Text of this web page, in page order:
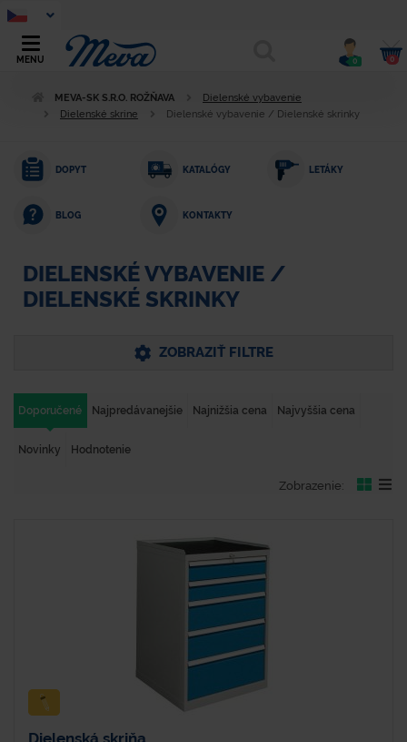
MENU 0 0
MEVA-SK S.R.O. ROŽŇAVA
Dielenské vybavenie
Dielenské skrine
Dielenské vybavenie / Dielenské skrinky
DOPYT KATALÓGY LETÁKY
BLOG KONTAKTY
DIELENSKÉ VYBAVENIE /
DIELENSKÉ SKRINKY
ZOBRAZIŤ FILTRE
Doporučené Najpredávanejšie Najnižšia cena Najvyššia cena
Novinky Hodnotenie
Zobrazenie: